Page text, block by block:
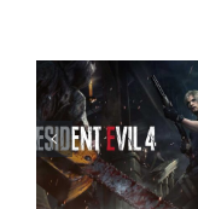
Jeu video :
Resident Evil
4